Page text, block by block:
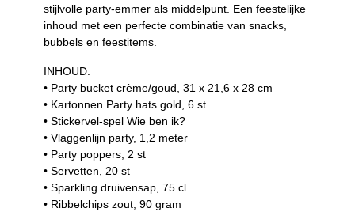
stijlvolle party-emmer als middelpunt. Een feestelijke
inhoud met een perfecte combinatie van snacks,
bubbels en feestitems.
INHOUD:
• Party bucket crème/goud, 31 x 21,6 x 28 cm
• Kartonnen Party hats gold, 6 st
• Stickervel-spel Wie ben ik?
• Vlaggenlijn party, 1,2 meter
• Party poppers, 2 st
• Servetten, 20 st
• Sparkling druivensap, 75 cl
• Ribbelchips zout, 90 gram